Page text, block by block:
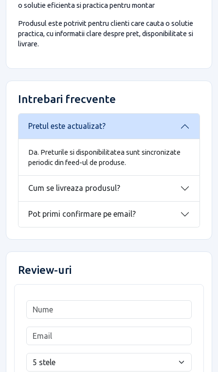
o solutie eficienta si practica pentru montar
Produsul este potrivit pentru clienti care cauta o solutie
practica, cu informatii clare despre pret, disponibilitate si
livrare.
Intrebari frecvente
Pretul este actualizat?
Da. Preturile si disponibilitatea sunt sincronizate
periodic din feed-ul de produse.
Cum se livreaza produsul?
Pot primi confirmare pe email?
Review-uri